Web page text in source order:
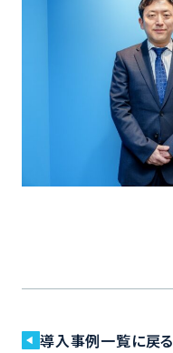
導入事例一覧に戻る